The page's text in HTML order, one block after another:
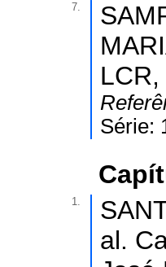
7.
Série:
1.
al.